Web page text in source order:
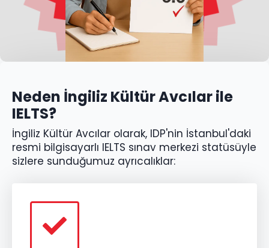
Neden İngiliz Kültür Avcılar ile
IELTS?
İngiliz Kültür Avcılar olarak, IDP'nin İstanbul'daki
resmi bilgisayarlı IELTS sınav merkezi statüsüyle
sizlere sunduğumuz ayrıcalıklar: